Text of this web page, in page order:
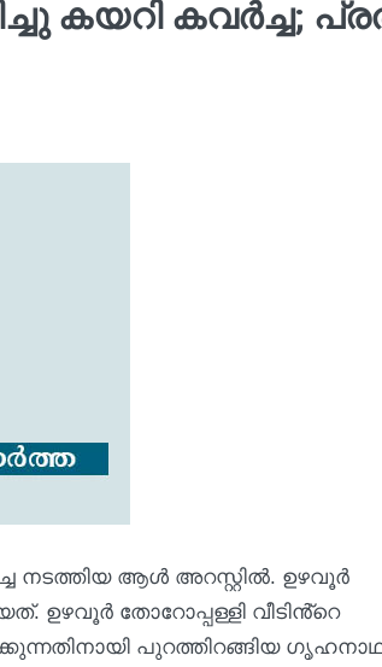
കയറി കവർച്ച;
നടത്തിയ ആൾ അറസ്റ്റിൽ. ഉഴവൂർ
ഉഴവൂർ തോറോപ്പള്ളി വീടിൻ്റെ
പുറത്തിറങ്ങിയ